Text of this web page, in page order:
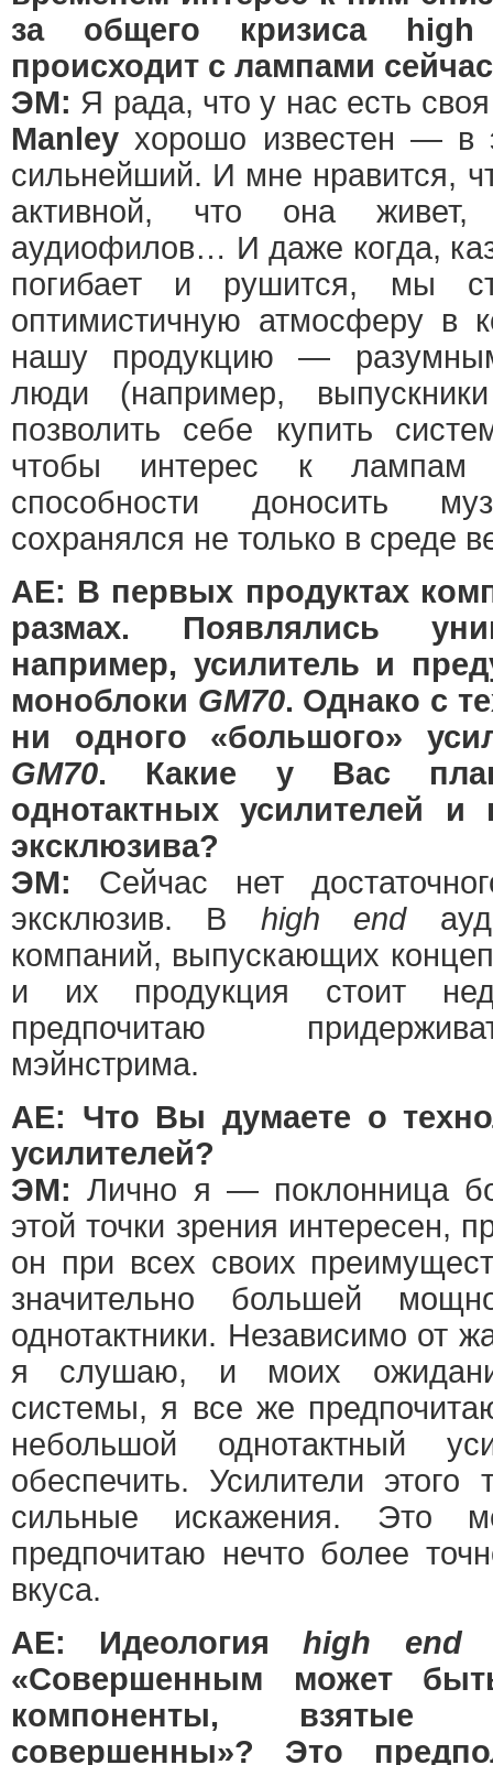
за общего кризиса
происходит с лампами
ЭМ: Я рада, что у нас есть
Manley хорошо известен — в
сильнейший. И мне нравится,
активной, что она живет,
аудиофилов… И даже когда,
погибает и рушится, мы
оптимистичную атмосферу в
нашу продукцию —
люди (например,
позволить себе купить
чтобы интерес к лампам
способности доносить
сохранялся не только в среде
АЕ: В первых продуктах
размах. Появлялись
например, усилитель и
моноблоки GM70. Однако с
ни одного «большого»
GM70. Какие у Вас
однотактных усилителей и
эксклюзива?
ЭМ: Сейчас нет
эксклюзив. В high end
компаний, выпускающих
и их продукция стоит
предпочитаю
мэйнстрима.
АЕ: Что Вы думаете о
усилителей?
ЭМ: Лично я — поклонница
этой точки зрения интересен,
он при всех своих
значительно большей
однотактники. Независимо от
я слушаю, и моих
системы, я все же
небольшой однотактный
обеспечить. Усилители этого
сильные искажения. Это
предпочитаю нечто более
вкуса.
АЕ: Идеологияhigh end
«Совершенным может
компоненты, взятые
совершенны»? Это